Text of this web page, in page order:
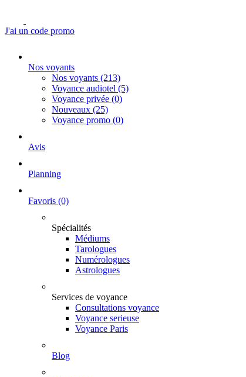
J'ai un code promo
Nos voyants
Nos voyants (213)
Voyance audiotel (5)
Voyance privée (0)
Nouveaux (25)
Voyance promo (0)
Avis
Planning
Favoris (0)
Spécialités
Médiums
Tarologues
Numérologues
Astrologues
Services de voyance
Consultations voyance
Voyance serieuse
Voyance Paris
Blog